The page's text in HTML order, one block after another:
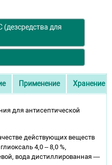
для
Применение Хранение
для антисептической
действующих веществ
4,0 – 8,0 %,
вода дистиллированная —